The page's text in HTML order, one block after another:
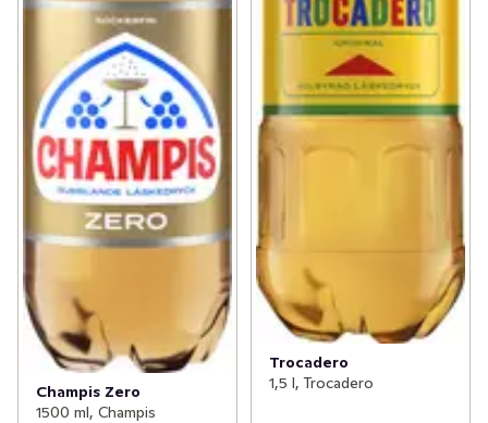
Champis Zero
1500 ml, Champis
Trocadero
1,5 l, Trocadero